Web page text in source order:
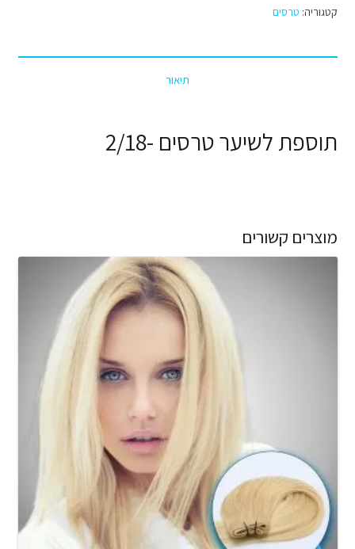
מספר
טרסים
קטגוריה: טרסים
תיאור
תוספת לשיער טרסים -2/18
מוצרים קשורים